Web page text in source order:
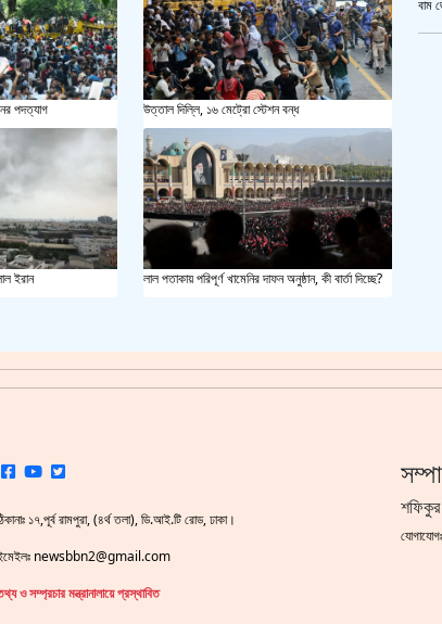
পদত্যাগ উত্তাল দিল্লি, ১৬ মেট্রো স্টেশন বন্ধ
ইরান লাল পতাকায় পরিপূর্ণ খামেনির দাফন অনুষ্ঠান, কী বার্তা দিচ্ছে?
বাম
আজ
১৭,পূর্ব রামপুরা, (৪র্থ তলা), ডি.আই.টি রোড, ঢাকা।
newsbbn2@gmail.com
ও সম্প্রচার মন্ত্রানালায়ে প্রস্থাবিত
শফিকুর